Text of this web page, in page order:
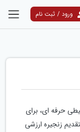
ورود / ثبت نام
حرفه ای، برای
زنجیره ارزشی